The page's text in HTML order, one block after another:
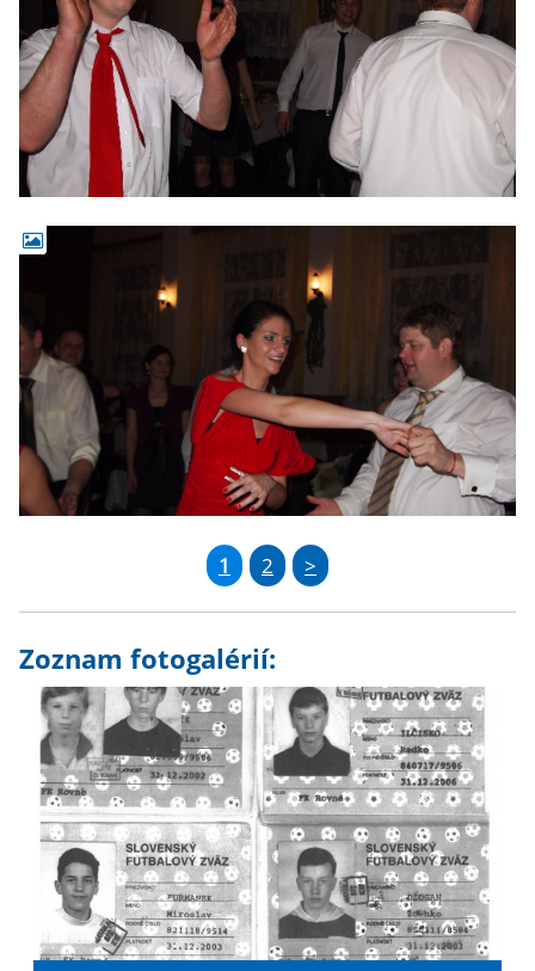
1 2 >
Zoznam fotogalérií: